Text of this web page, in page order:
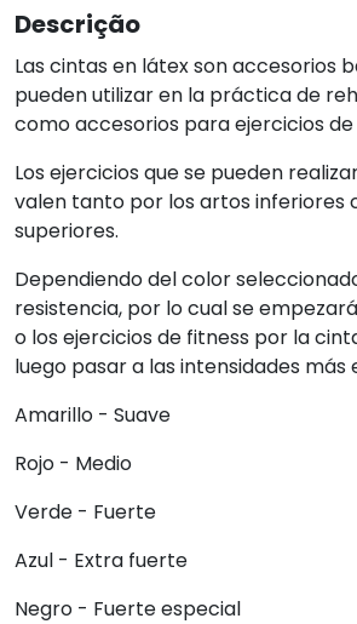
Descrição
Las cintas en látex son accesorios
pueden utilizar en la práctica de
como accesorios para ejercicios de
Los ejercicios que se pueden
valen tanto por los artos inferiores
superiores.
Dependiendo del color
resistencia, por lo cual se
o los ejercicios de fitness por la
luego pasar a las intensidades más
Amarillo - Suave
Rojo - Medio
Verde - Fuerte
Azul - Extra fuerte
Negro - Fuerte especial